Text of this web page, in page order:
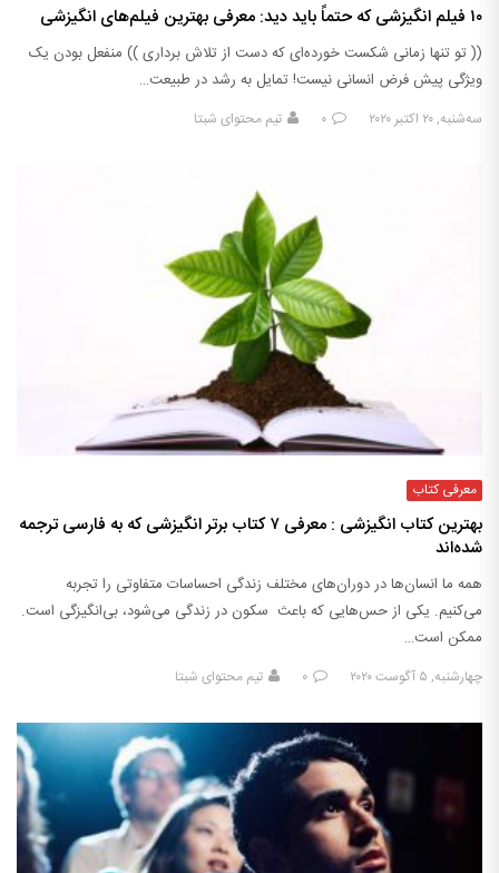
۱۰ فیلم انگیزشی که حتماً باید دید: معرفی بهترین فیلم‌های انگیزشی
(( تو تنها زمانی شکست خورده‌ای که دست از تلاش برداری )) منفعل بودن یک
ویژگی پیش فرض انسانی نیست! تمایل به رشد در طبیعت…
سه‌شنبه, ۲۰ اکتبر ۲۰۲۰ ۰ تیم محتوای شبتا
معرفی کتاب
بهترین کتاب انگیزشی : معرفی ۷ کتاب برتر انگیزشی که به فارسی ترجمه
شده‌اند
همه ما انسان‌ها در دوران‌های مختلف زندگی احساسات متفاوتی را تجربه
می‌کنیم. یکی از حس‌هایی که باعث سکون در زندگی می‌شود، بی‌انگیزگی است.
ممکن است…
چهارشنبه, ۵ آگوست ۲۰۲۰ ۰ تیم محتوای شبتا